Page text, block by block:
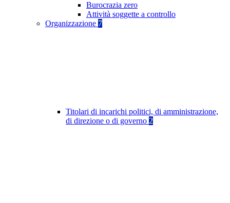
Burocrazia zero
Attività soggette a controllo
Organizzazione 7
Titolari di incarichi politici, di amministrazione,
di direzione o di governo 2